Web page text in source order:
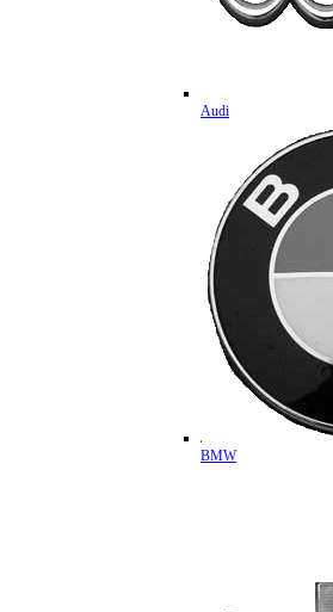
Audi
BMW